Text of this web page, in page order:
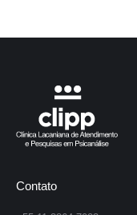
post:
Contato